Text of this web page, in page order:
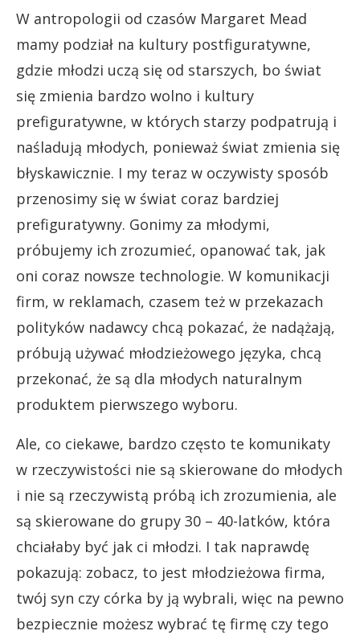
W antropologii od czasów Margaret Mead
mamy podział na kultury postfiguratywne,
gdzie młodzi uczą się od starszych, bo świat
się zmienia bardzo wolno i kultury
prefiguratywne, w których starzy podpatrują i
naśladują młodych, ponieważ świat zmienia się
błyskawicznie. I my teraz w oczywisty sposób
przenosimy się w świat coraz bardziej
prefiguratywny. Gonimy za młodymi,
próbujemy ich zrozumieć, opanować tak, jak
oni coraz nowsze technologie. W komunikacji
firm, w reklamach, czasem też w przekazach
polityków nadawcy chcą pokazać, że nadążają,
próbują używać młodzieżowego języka, chcą
przekonać, że są dla młodych naturalnym
produktem pierwszego wyboru.
Ale, co ciekawe, bardzo często te komunikaty
w rzeczywistości nie są skierowane do młodych
i nie są rzeczywistą próbą ich zrozumienia, ale
są skierowane do grupy 30 – 40-latków, która
chciałaby być jak ci młodzi. I tak naprawdę
pokazują: zobacz, to jest młodzieżowa firma,
twój syn czy córka by ją wybrali, więc na pewno
bezpiecznie możesz wybrać tę firmę czy tego